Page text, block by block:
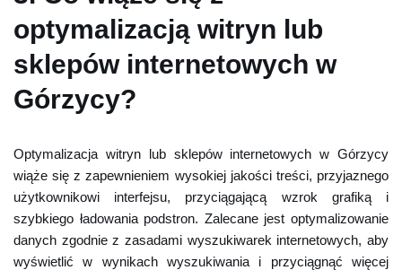
optymalizacją witryn lub
sklepów internetowych w
Górzycy?
Optymalizacja witryn lub sklepów internetowych w Górzycy
wiąże się z zapewnieniem wysokiej jakości treści, przyjaznego
użytkownikowi interfejsu, przyciągającą wzrok grafiką i
szybkiego ładowania podstron. Zalecane jest optymalizowanie
danych zgodnie z zasadami wyszukiwarek internetowych, aby
wyświetlić w wynikach wyszukiwania i przyciągnąć więcej